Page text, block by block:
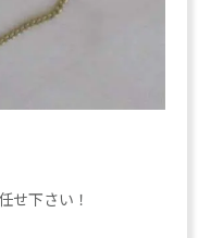
せ下さい！